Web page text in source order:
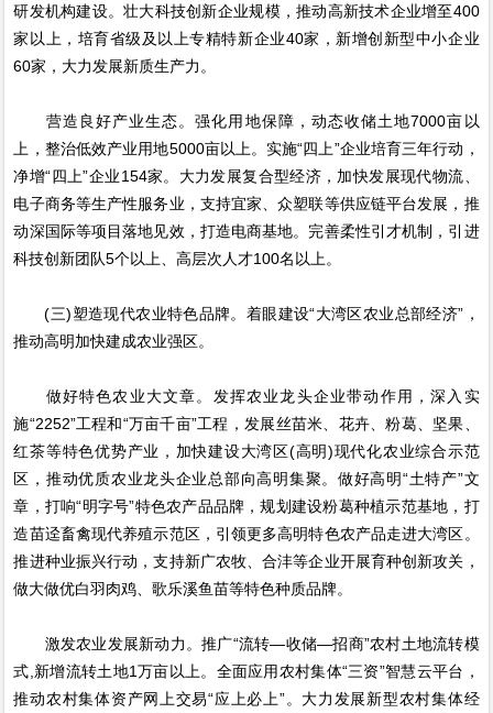
研发机构建设。壮大科技创新企业规模，推动高新技术企业增至400
家以上，培育省级及以上专精特新企业40家，新增创新型中小企业
60家，大力发展新质生产力。
营造良好产业生态。强化用地保障，动态收储土地7000亩以
上，整治低效产业用地5000亩以上。实施“四上”企业培育三年行动，
净增“四上”企业154家。大力发展复合型经济，加快发展现代物流、
电子商务等生产性服务业，支持宜家、众塑联等供应链平台发展，推
动深国际等项目落地见效，打造电商基地。完善柔性引才机制，引进
科技创新团队5个以上、高层次人才100名以上。
(三)塑造现代农业特色品牌。着眼建设“大湾区农业总部经济”，
推动高明加快建成农业强区。
做好特色农业大文章。发挥农业龙头企业带动作用，深入实
施“2252”工程和“万亩千亩”工程，发展丝苗米、花卉、粉葛、坚果、
红茶等特色优势产业，加快建设大湾区(高明)现代化农业综合示范
区，推动优质农业龙头企业总部向高明集聚。做好高明“土特产”文
章，打响“明字号”特色农产品品牌，规划建设粉葛种植示范基地，打
造苗迳畜禽现代养殖示范区，引领更多高明特色农产品走进大湾区。
推进种业振兴行动，支持新广农牧、合沣等企业开展育种创新攻关，
做大做优白羽肉鸡、歌乐溪鱼苗等特色种质品牌。
激发农业发展新动力。推广“流转—收储—招商”农村土地流转模
式,新增流转土地1万亩以上。全面应用农村集体“三资”智慧云平台，
推动农村集体资产网上交易“应上必上”。大力发展新型农村集体经